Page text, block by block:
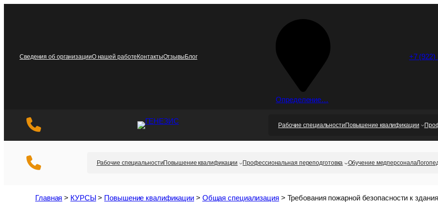
Сведения об организацииО нашей работе КонтактыОтзывы Блог
Определение…
+7 (922)
Рабочие специальности Повышение квалификации
Рабочие специальностиПовышение квалификации Профессиональная переподготовка Обучение медперсонала
Главная > КУРСЫ > Повышение квалификации > Общая специализация > Требования пожарной безопасности к